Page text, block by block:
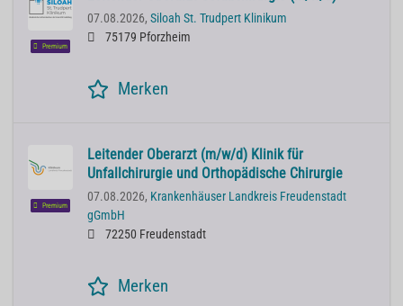
Premium
07.08.2026, Siloah St. Trudpert Klinikum
75179 Pforzheim
Merken
Premium
Leitender Oberarzt (m/w/d) Klinik für
Unfallchirurgie und Orthopädische Chirurgie
07.08.2026, Krankenhäuser Landkreis Freudenstadt
gGmbH
72250 Freudenstadt
Merken